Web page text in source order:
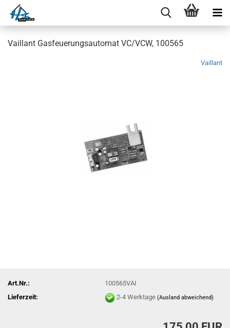
Vaillant Gasfeuerungsautomat VC/VCW, 100565
Vaillant
Art.Nr.:
100565VAI
Lieferzeit:
2-4 Werktage(Ausland abweichend)